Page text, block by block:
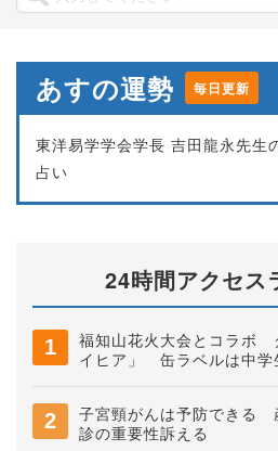
あすの運勢 毎日更新
東洋易学学会学長 吉田龍永先生
占い
24時間アクセス
福知山花火大会とコラボ
イヒア」 缶ラベルは中学
子宮頸がんは予防できる
診の重要性訴える